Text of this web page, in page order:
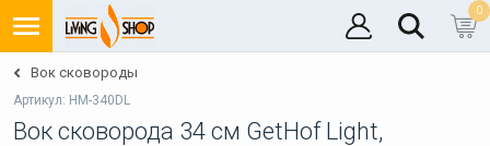
0
Вок сковороды
Артикул: HM-340DL
Вок сковорода 34 см GetHof Light,